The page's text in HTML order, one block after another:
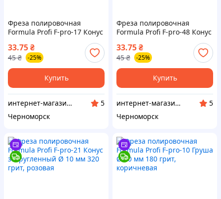
Фреза полировочная
Formula Profi F-pro-17 Конус
закругленный Ø 10 мм 240
грит, зеленая
33.75₴
45 ₴ -25%
Купить
интернет-магазин "BestNail"
5
Черноморск
Фреза полировочная
Formula Profi F-pro-48 Конус
средний Ø 6 мм 800 грит,
голубая
33.75₴
45 ₴ -25%
Купить
интернет-магазин "BestNail"
5
Черноморск